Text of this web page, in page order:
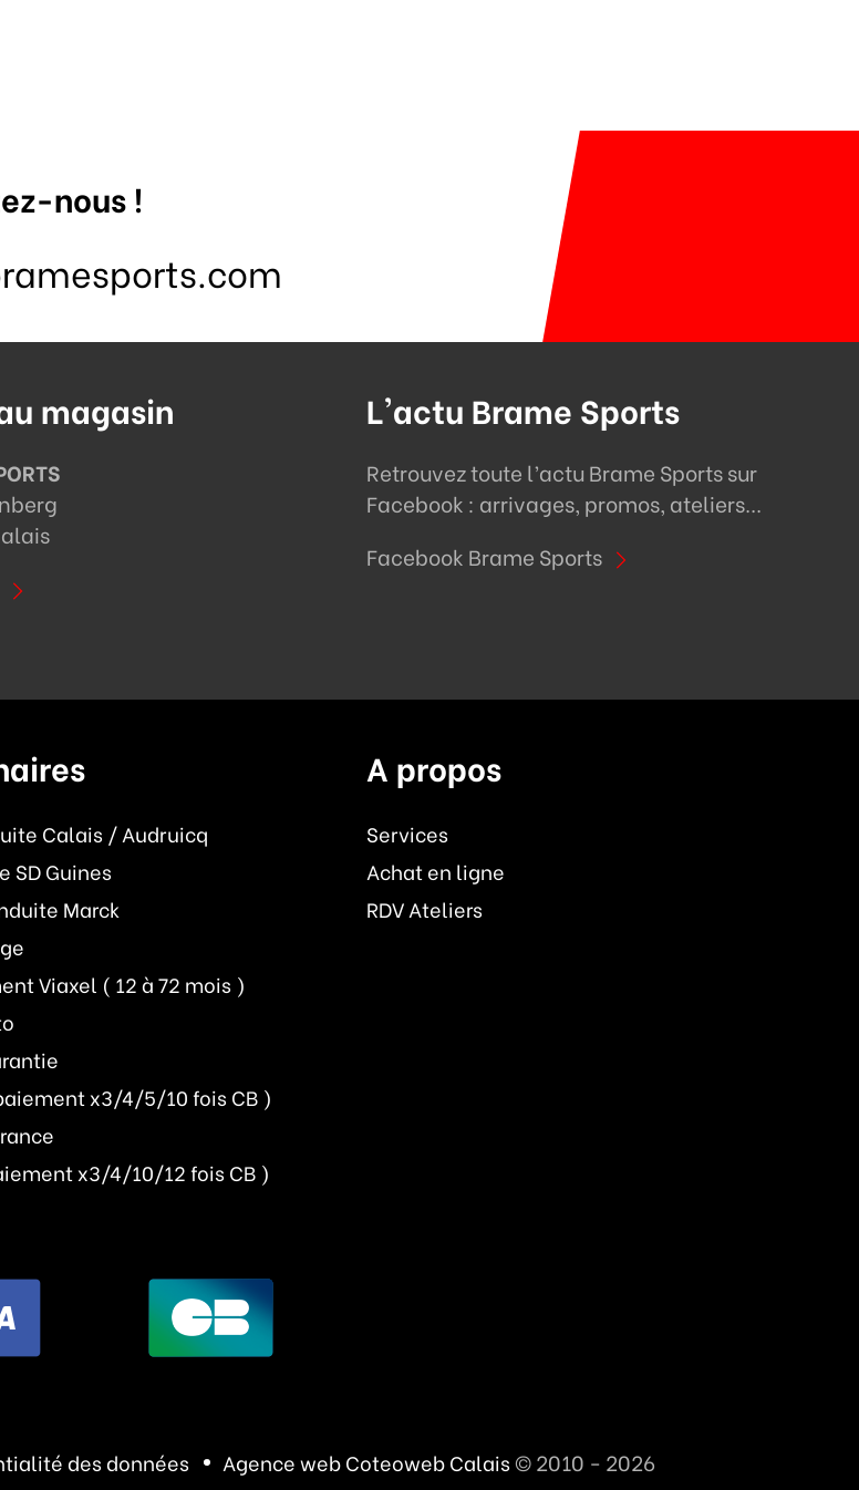
nous !
magasin L'actu Brame Sports
Retrouvez toute l’actu Brame Sports sur
Facebook : arrivages, promos, ateliers...
Facebook Brame Sports
Calais / Audruicq
SD Guines
Marck
Viaxel ( 12 à 72 mois )
x3/4/5/10 fois CB )
x3/4/10/12 fois CB )
A propos
Services
Achat en ligne
RDV Ateliers
des données Agence web Coteoweb Calais© 2010 - 2026